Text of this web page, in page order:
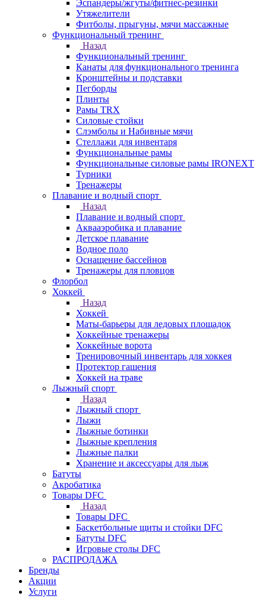
Эспандеры/жгуты/фитнес-резинки
Утяжелители
Фитболы, прыгуны, мячи массажные
Функциональный тренинг
Назад
Функциональный тренинг
Канаты для функционального тренинга
Кронштейны и подставки
Пегборды
Плинты
Рамы TRX
Силовые стойки
Слэмболы и Набивные мячи
Стеллажи для инвентаря
Функциональные рамы
Функциональные силовые рамы IRONEXT
Турники
Тренажеры
Плавание и водный спорт
Назад
Плавание и водный спорт
Аквааэробика и плавание
Детское плавание
Водное поло
Оснащение бассейнов
Тренажеры для пловцов
Флорбол
Хоккей
Назад
Хоккей
Маты-барьеры для ледовых площадок
Хоккейные тренажеры
Хоккейные ворота
Тренировочный инвентарь для хоккея
Протектор гашения
Хоккей на траве
Лыжный спорт
Назад
Лыжный спорт
Лыжи
Лыжные ботинки
Лыжные крепления
Лыжные палки
Хранение и аксессуары для лыж
Батуты
Акробатика
Товары DFC
Назад
Товары DFC
Баскетбольные щиты и стойки DFC
Батуты DFC
Игровые столы DFC
РАСПРОДАЖА
Бренды
Акции
Услуги